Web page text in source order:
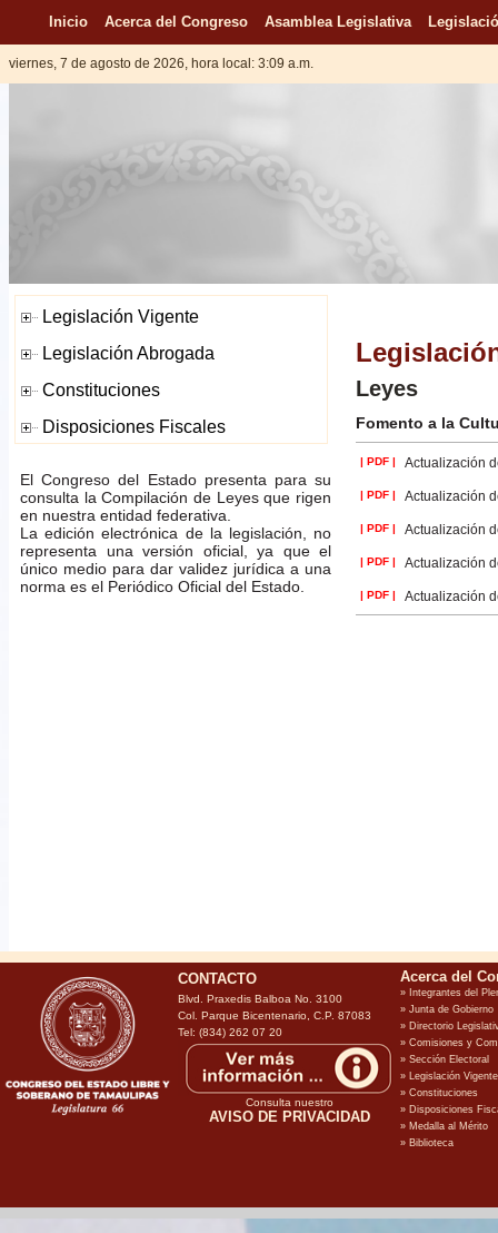
Inicio Acerca del Congreso Asamblea Legislativa
viernes, 7 de agosto de 2026, hora local: 3:09 a.m.
El Congreso del Estado presenta para su
consulta la Compilación de Leyes que rigen
en nuestra entidad federativa.
La edición electrónica de la legislación, no
representa una versión oficial, ya que el
único medio para dar validez jurídica a una
norma es el Periódico Oficial del Estado.
Leyes
Fomento a la
| PDF | Actualización
| PDF | Actualización
| PDF | Actualización
| PDF | Actualización
| PDF | Actualización
CONTACTO
Blvd. Praxedis Balboa No. 3100
Col. Parque Bicentenario, C.P. 87083
Tel: (834) 262 07 20
Consulta nuestro
AVISO DE PRIVACIDAD